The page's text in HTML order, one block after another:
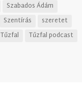
Szabados Ádám
Szentírás
szeretet
Tűzfal Tűzfal podcast